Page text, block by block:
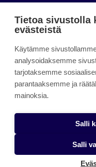
päättynyt 11.9.2023.
About the site
Käyttöehdot
Alasottoilmoitus
Tietoa sivustolla
evästeistä
Käytämme
analysoidaksemme
tarjotaksemme
parantaaksemme ja
mainoksia.
Salli
Salli